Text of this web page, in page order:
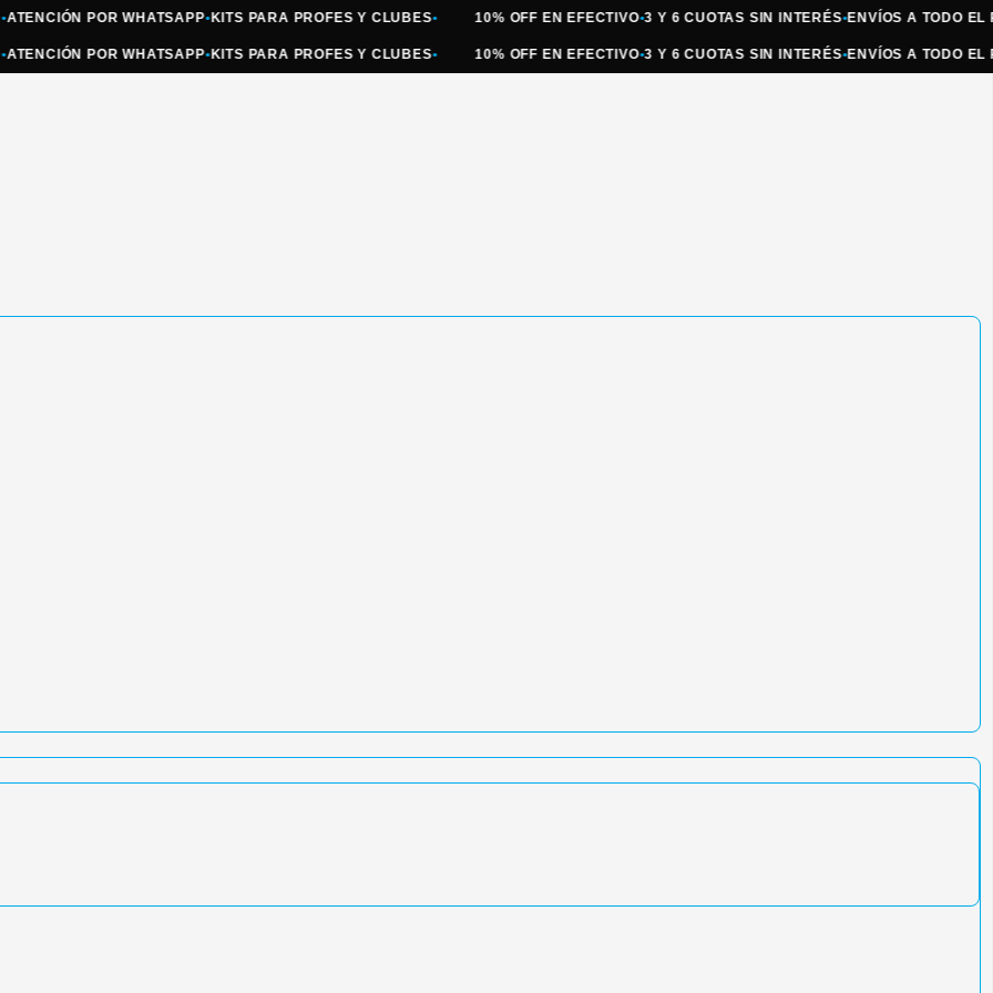
POR WHATSAPP•KITS PARA PROFES Y CLUBES• 10% OFF EN EFECTIVO•3 Y 6 CUOTAS SIN INTERÉS•ENVÍOS A TODO EL PAÍS•
POR WHATSAPP•KITS PARA PROFES Y CLUBES• 10% OFF EN EFECTIVO•3 Y 6 CUOTAS SIN INTERÉS•ENVÍOS A TODO EL PAÍS•